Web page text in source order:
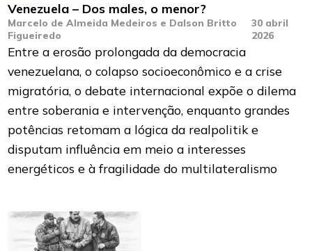
Venezuela – Dos males, o menor?
Marcelo de Almeida Medeiros e Dalson Britto
Figueiredo
30 abril
2026
Entre a erosão prolongada da democracia
venezuelana, o colapso socioeconômico e a crise
migratória, o debate internacional expõe o dilema
entre soberania e intervenção, enquanto grandes
potências retomam a lógica da realpolitik e
disputam influência em meio a interesses
energéticos e à fragilidade do multilateralismo